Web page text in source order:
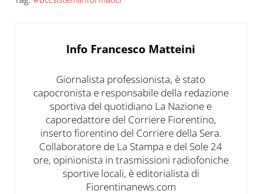
Info Francesco Matteini
Giornalista professionista, è stato
capocronista e responsabile della redazione
sportiva del quotidiano La Nazione e
caporedattore del Corriere Fiorentino,
inserto fiorentino del Corriere della Sera.
Collaboratore de La Stampa e del Sole 24
ore, opinionista in trasmissioni radiofoniche
sportive locali, è editorialista di
Fiorentinanews.com